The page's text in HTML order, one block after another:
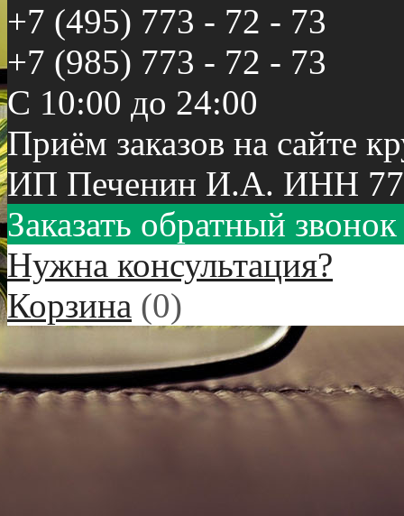
+7 (495) 773 - 72 - 73
+7 (985) 773 - 72 - 73
С 10:00 до 24:00
Приём заказов на сайте
ИП Печенин И.А. ИНН
Заказать обратный звонок
Нужна консультация?
Корзина (0)